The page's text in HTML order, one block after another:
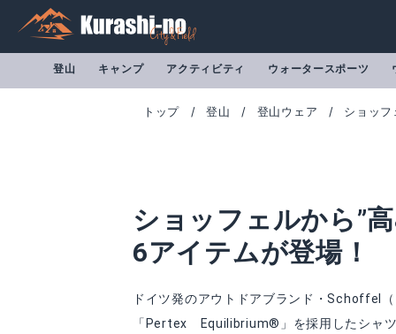
登山 キャンプ アクティビティ ウォータースポーツ
トップ 登山 登山ウェア ショッフ
ショッフェルから”
6アイテムが登場！
ドイツ発のアウトドアブランド・Schoffel
「Pertex Equilibrium®」を採用したシャツ